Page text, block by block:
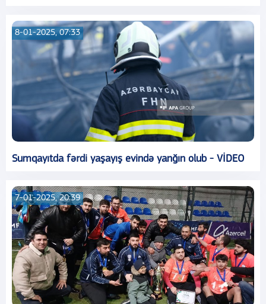
8-01-2025, 07:33
Sumqayıtda fərdi yaşayış evində yanğın olub - VİDEO
7-01-2025, 20:39